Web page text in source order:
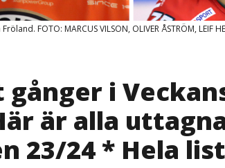
FOTO: MARCUS VILSON, OLIVER ÅSTRÖM, LEIF
i
är alla
23/24 * Hela